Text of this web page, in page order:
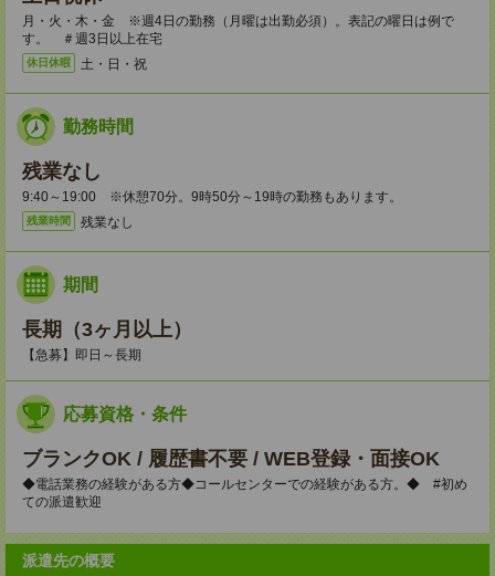
月・火・木・金 ※週4日の勤務（月曜は出勤必須）。表記の曜日は例で
す。 ＃週3日以上在宅
休日休暇 土・日・祝
勤務時間
残業なし
9:40～19:00 ※休憩70分。9時50分～19時の勤務もあります。
残業時間 残業なし
期間
長期（3ヶ月以上）
【急募】即日～長期
応募資格・条件
ブランクOK / 履歴書不要 / WEB登録・面接OK
◆電話業務の経験がある方◆コールセンターでの経験がある方。◆ #初め
ての派遣歓迎
派遣先の概要